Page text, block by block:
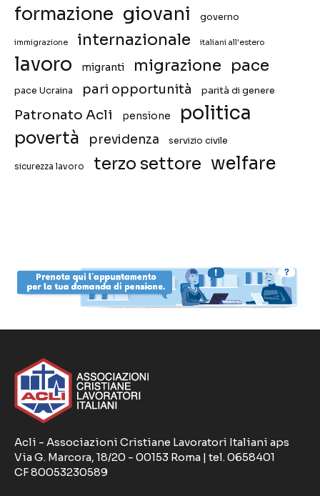
formazione giovani governo
immigrazione internazionale italiani all'estero
lavoro migranti migrazione pace
pace Ucraina pari opportunità parità di genere
Patronato Acli pensione politica
povertà previdenza servizio civile
sicurezza lavoro terzo settore welfare
Acli - Associazioni Cristiane Lavoratori Italiani aps
Via G. Marcora, 18/20 - 00153 Roma | tel. 0658401
CF 80053230589